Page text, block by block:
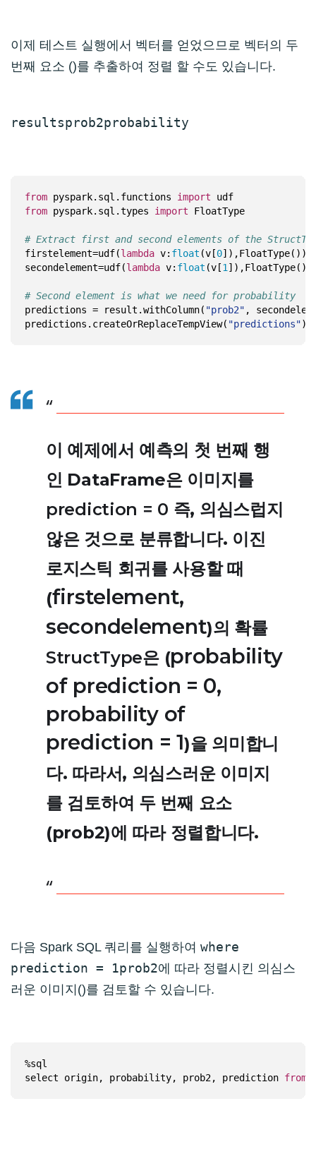
이제 테스트 실행에서 벡터를 얻었으므로 벡터의 두
번째 요소 ()를 추출하여 정렬 할 수도 있습니다.
resultsprob2probability
from pyspark.sql.functions import
from pyspark.sql.types import
# Extract first and second elements of the
firstelement=udf(lambda v: float (v[0
secondelement=udf(lambda v: float (v[1
# Second element is what we need for probability
predictions = result.withColumn( "prob2" ,
predictions.createOrReplaceTempView( "predictions"
이 예제에서 예측의 첫 번째 행
인 DataFrame은 이미지를
prediction = 0 즉, 의심스럽지
않은 것으로 분류합니다. 이진
로지스틱 회귀를 사용할 때
(firstelement,
secondelement)의 확률
StructType은 (probability
of prediction = 0,
probability of
prediction = 1)을 의미합니
다. 따라서, 의심스러운 이미지
를 검토하여 두 번째 요소
(prob2)에 따라 정렬합니다.
다음 Spark SQL 쿼리를 실행하여 where
prediction = 1prob2에 따라 정렬시킨 의심스
러운 이미지()를 검토할 수 있습니다.
select origin, probability, prob2, prediction from